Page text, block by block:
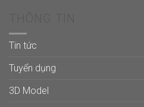
Tin tức
Tuyển dụng
3D Model